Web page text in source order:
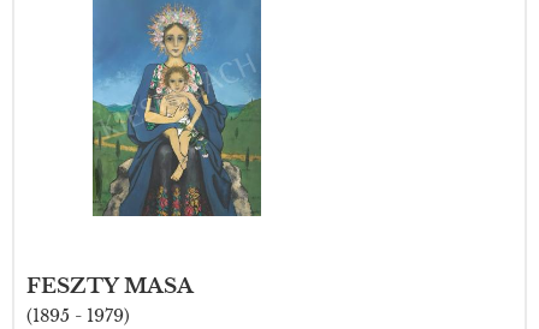
FESZTY MASA
(1895 - 1979)